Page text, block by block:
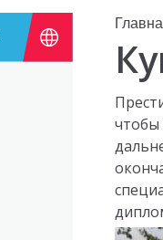
чтобы